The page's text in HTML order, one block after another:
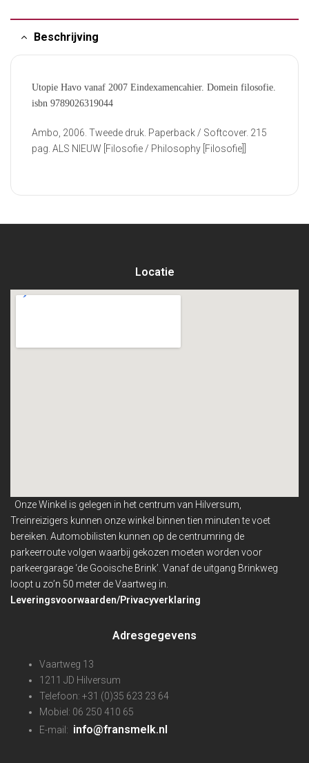
Beschrijving
Utopie Havo vanaf 2007 Eindexamencahier. Domein filosofie.
isbn 9789026319044
Ambo, 2006. Tweede druk. Paperback / Softcover. 215
pag. ALS NIEUW [Filosofie / Philosophy [Filosofie]]
Locatie
Onze Winkel is gelegen in het centrum van Hilversum,
Treinreizigers kunnen onze winkel binnentien minuten te voet
bereiken. Automobilisten kunnen op de centrumring de
parkeerroute volgen waarbij gekozen moeten worden voor
parkeergarage ‘de Gooische Brink’. Vanaf de uitgang Brinkweg
loopt u zo’n 50 meter de Vaartweg in.
Leveringsvoorwaarden/Privacyverklaring
Adresgegevens
Vaartweg 13
1211 JD Hilversum
Telefoon: +31 (0)35 623 23 64
Mobiel: 06 250 410 65
E-mail: info@fransmelk.nl